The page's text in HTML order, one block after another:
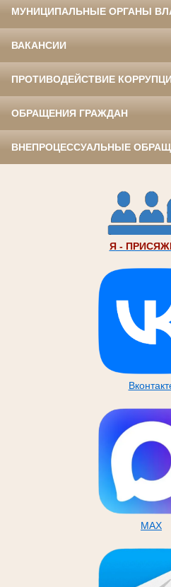
МУНИЦИПАЛЬНЫЕ ОРГАНЫ
ВАКАНСИИ
ПРОТИВОДЕЙСТВИЕ
ОБРАЩЕНИЯ ГРАЖДАН
ВНЕПРОЦЕССУАЛЬНЫЕ
Я -
MAX